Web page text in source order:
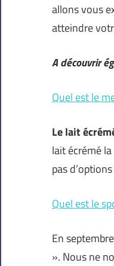
allons vous
atteindre
A découvrir
Quel est le
Le lait
lait écrémé la
pas
Quel est le
En
». Nous ne